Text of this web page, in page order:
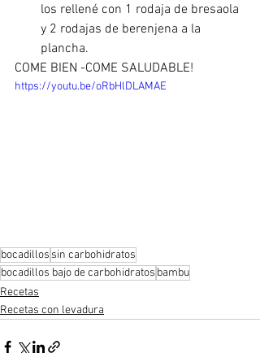
los rellené con 1 rodaja de bresaola
y 2 rodajas de berenjena a la
plancha.
COME BIEN -COME SALUDABLE!
https://youtu.be/oRbHlDLAMAE
bocadillos sin carbohidratos
bocadillos bajo de carbohidratos bambu
Recetas
Recetas con levadura